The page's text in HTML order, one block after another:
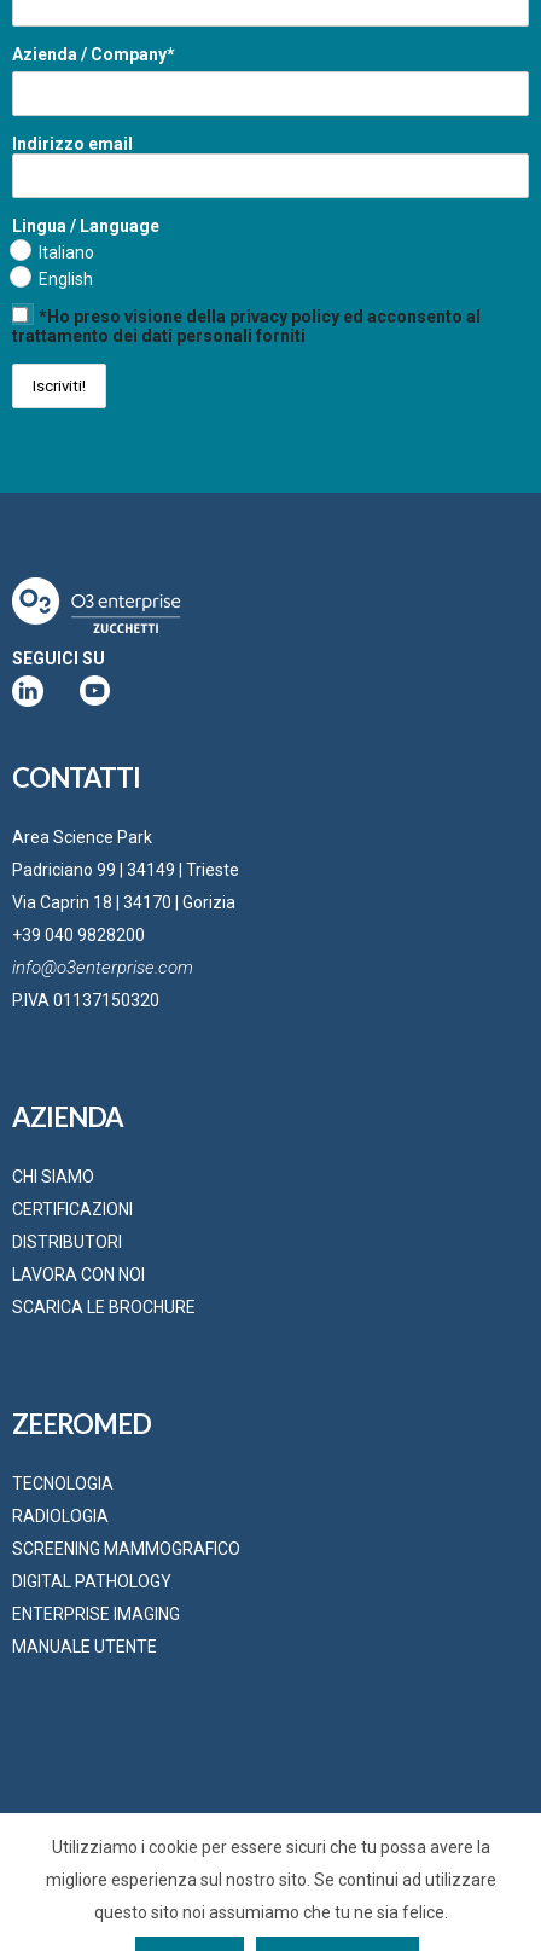
Azienda / Company*
Indirizzo email
Lingua / Language
Italiano
English
*Ho preso visione della privacy policy ed acconsento al
trattamento dei dati personali forniti
SEGUICI SU
CONTATTI
Area Science Park
Padriciano 99 | 34149 | Trieste
Via Caprin 18 | 34170 | Gorizia
+39 040 9828200
info@o3enterprise.com
P.IVA 01137150320
AZIENDA
CHI SIAMO
CERTIFICAZIONI
DISTRIBUTORI
LAVORA CON NOI
SCARICA LE BROCHURE
ZEEROMED
TECNOLOGIA
RADIOLOGIA
SCREENING MAMMOGRAFICO
DIGITAL PATHOLOGY
ENTERPRISE IMAGING
MANUALE UTENTE
Utilizziamo i cookie per essere sicuri che tu possa avere la
migliore esperienza sul nostro sito. Se continui ad utilizzare
questo sito noi assumiamo che tu ne sia felice.